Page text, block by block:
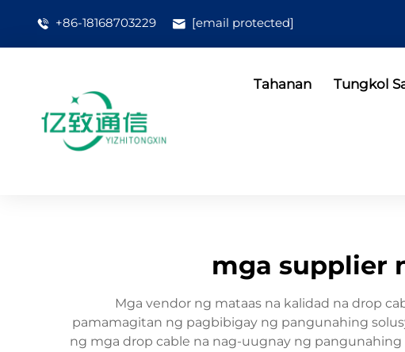
+86-18168703229 [email protected]
Tahanan Tungkol
mga supplier
Mga vendor ng mataas na kalidad na drop
pamamagitan ng pagbibigay ng pangunahing
ng mga drop cable na nag-uugnay ng